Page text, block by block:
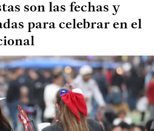
son las fechas y
para celebrar en el